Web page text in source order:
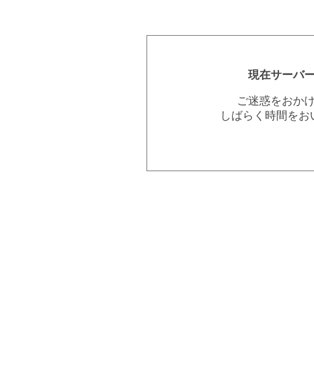
現在サーバ
ご迷惑をおか
しばらく時間を